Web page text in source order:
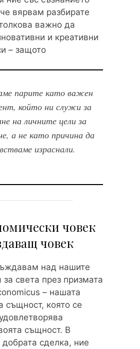
вярвам разбирате
важно да
и креативни
– защото
парите като важен
който ни служи за
на личните цели за
а не като причина да
израснали.
човек
човек
над нашите
за света през призмата
– нашата
същност, която се
същност. В
сделка, ние